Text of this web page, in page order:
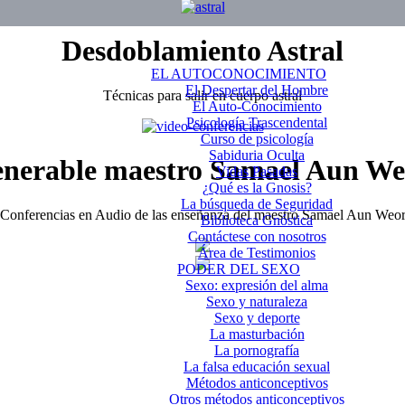
Desdoblamiento Astral
Técnicas para salir en cuerpo astral
maestro Samael Aun
Conferencias en Audio de las enseñanza del maestro Samael Aun Weor
EL AUTOCONOCIMIENTO
El Despertar del Hombre
El Auto-Conocimiento
Psicología Trascendental
Curso de psicología
Sabiduria Oculta
Vidas Pasadas
¿Qué es la Gnosis?
La búsqueda de Seguridad
Biblioteca Gnóstica
Contáctese con nosotros
Área de Testimonios
PODER DEL SEXO
Sexo: expresión del alma
Sexo y naturaleza
Sexo y deporte
La masturbación
La pornografía
La falsa educación sexual
Métodos anticonceptivos
Otros métodos anticonceptivos